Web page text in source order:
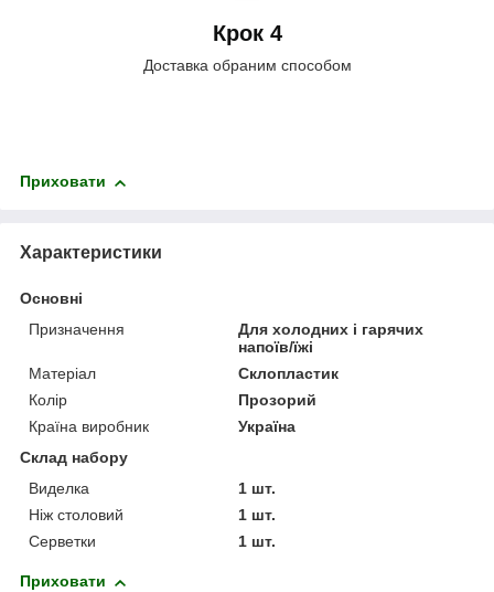
Крок 4
Доставка обраним способом
Приховати
Характеристики
Основні
Призначення
Для холодних і гарячих
напоїв/їжі
Матеріал
Склопластик
Колір
Прозорий
Країна виробник
Україна
Склад набору
Виделка
1 шт.
Ніж столовий
1 шт.
Серветки
1 шт.
Приховати